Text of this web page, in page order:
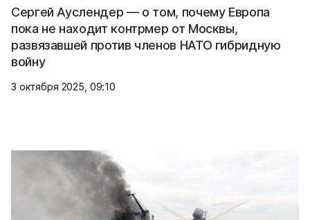
Сергей Ауслендер — о том, почему Европа
пока не находит контрмер от Москвы,
развязавшей против членов НАТО гибридную
войну
3 октября 2025, 09:10